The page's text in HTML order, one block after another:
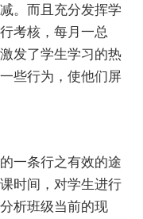
。而且充分发挥学
考核，每月一总
发了学生学习的热
些行为，使他们屏
一条行之有效的途
时间，对学生进行
析班级当前的现